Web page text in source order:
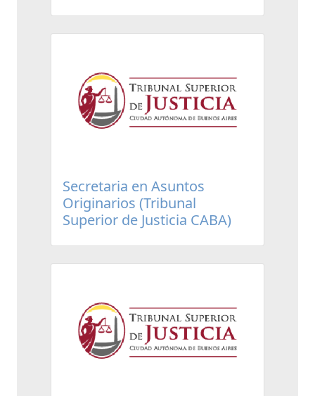
Secretaria en Asuntos
Originarios (Tribunal
Superior de Justicia CABA)